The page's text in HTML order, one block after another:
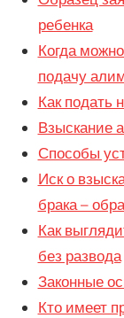
ребенка
Когда
подачу
Как подать
Взыскание
Способы
Иск о
брака –
Как
без развода
Законные
Кто имеет